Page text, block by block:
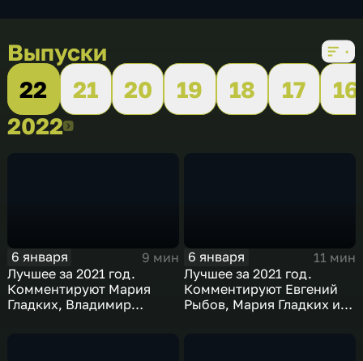
Выпуски
22
21 20 19 18 17
16
20222022
6 января
9 мин
Лучшее за 2021 год.
Комментируют Мария
Гладких, Владимир
6 января
11 мин
Лучшее за 2021 год.
Комментируют Евгений
Рыбов, Мария Гладких и